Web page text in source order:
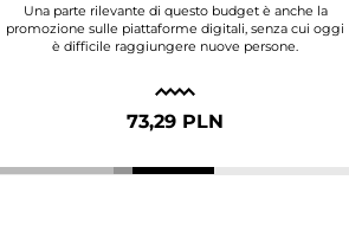
Una parte rilevante di questo budget è anche la
promozione sulle piattaforme digitali, senza cui oggi
è difficile raggiungere nuove persone.
73,29 PLN